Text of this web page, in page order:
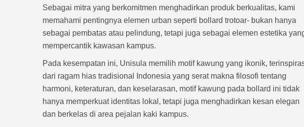
Sebagai mitra yang berkomitmen menghadirkan produk berkualitas, kami
memahami pentingnya elemen urban seperti bollard trotoar- bukan hanya
sebagai pembatas atau pelindung, tetapi juga sebagai elemen estetika
mempercantik kawasan kampus.
Pada kesempatan ini, Unisula memilih motif kawung yang ikonik,
dari ragam hias tradisional Indonesia yang serat makna filosofi tentang
harmoni, keteraturan, dan keselarasan, motif kawung pada bollard ini tidak
hanya memperkuat identitas lokal, tetapi juga menghadirkan kesan elegan
dan berkelas di area pejalan kaki kampus.